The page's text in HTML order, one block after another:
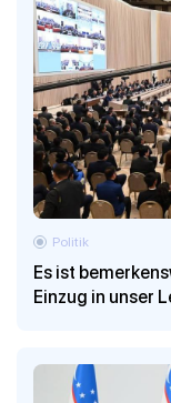
Es ist
Einzug in unser
Politik